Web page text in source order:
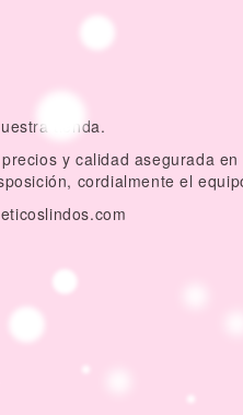
tienda.
y calidad asegurada
cordialmente el